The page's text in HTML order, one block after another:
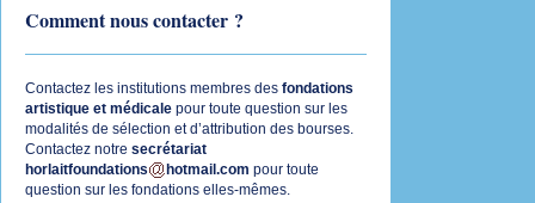
Comment nous contacter ?
Contactez les institutions membres des fondations
artistique et médicale pour toute question sur les
modalités de sélection et d’attribution des bourses.
Contactez notre secrétariat
horlaitfoundations
hotmail.com pour toute
question sur les fondations elles-mêmes.